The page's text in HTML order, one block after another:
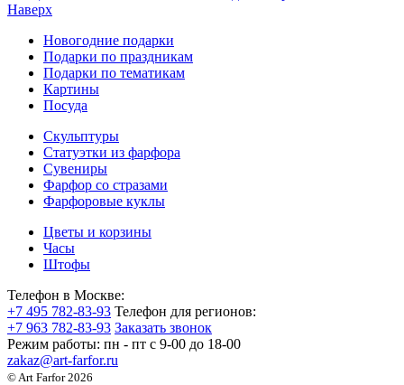
Наверх
Новогодние подарки
Подарки по праздникам
Подарки по тематикам
Картины
Посуда
Скульптуры
Статуэтки из фарфора
Сувениры
Фарфор со стразами
Фарфоровые куклы
Цветы и корзины
Часы
Штофы
Телефон в Москве:
+7 495 782-83-93 Телефон для регионов:
+7 963 782-83-93 Заказать звонок
Режим работы: пн - пт c 9-00 до 18-00
zakaz@art-farfor.ru
© Art Farfor 2026